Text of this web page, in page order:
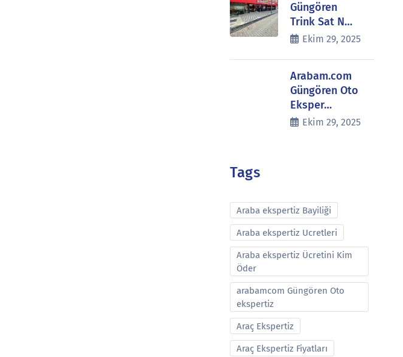
Güngören
Trink Sat N…
Ekim 29, 2025
Arabam.com
Güngören Oto
Eksper…
Ekim 29, 2025
Tags
Araba ekspertiz Bayiliği
Araba ekspertiz Ucretleri
Araba ekspertiz Ücretini Kim
Öder
arabamcom Güngören Oto
ekspertiz
Araç Ekspertiz
Araç Ekspertiz Fiyatları